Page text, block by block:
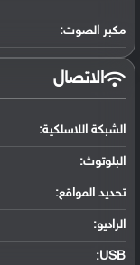
مكبر الصوت:
الاتصال
الشبكة اللاسلكية:
البلوتوث:
تحديد المواقع:
الراديو:
USB
: